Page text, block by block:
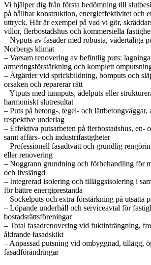
Vi hjälper dig från första bedömning till
på hållbar konstruktion, energieffektivitet och
uttryck. Här är exempel på vad vi gör,
villor, flerbostadshus och kommersiella
– Nyputs av fasader med robusta, vädertåliga
Norbergs klimat
– Varsam renovering av befintlig puts:
armeringsförstärkning och komplett
– Åtgärder vid sprickbildning, bomputs och
orsaken och reparerar rätt
– Ytputs med tunnputs, ädelputs eller
harmoniskt slutresultat
– Puts på betong-, tegel- och lättbetongväggar,
respektive underlag
– Effektiva putsarbeten på flerbostadshus, en-
samt affärs- och industrifastigheter
– Professionell fasadtvätt och grundlig
eller renovering
– Noggrann grundning och förbehandling för
och livslängd
– Integrerad isolering och tilläggsisolering i
för bättre energiprestanda
– Sockelputs och extra förstärkning på utsatta
– Löpande underhåll och serviceavtal för
bostadsrättsföreningar
– Total fasadrenovering vid fuktinträngning,
åldrande fasadskikt
– Anpassad putsning vid ombyggnad, tillägg,
fasadförändringar